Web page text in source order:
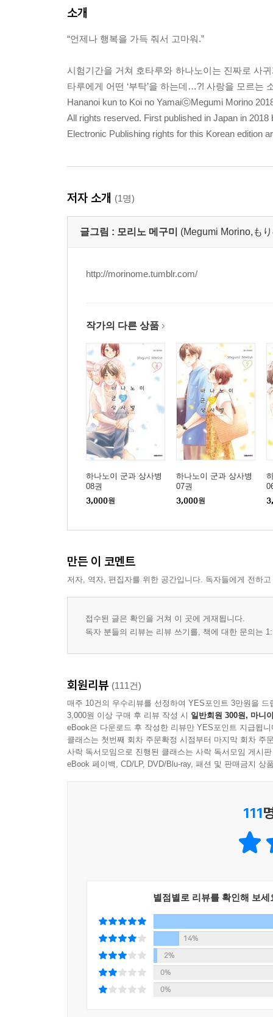
소개
“언제나 행복을 가득 줘서 고마워.”
시험기간을 거쳐 호타루와 하나노이는 진짜로 사
타루에게 어떤 ‘부탁’을 하는데…?! 사랑을 모르는
Hananoi kun to Koi no YamaiⓒMegumi Morino
All rights reserved. First published in Japan in 2018
Electronic Publishing rights for this Korean edition
저자 소개 (1명)
글그림 : 모리노 메구미 (Megumi Morino,も
http://morinome.tumblr.com/
작가의 다른 상품
하나노이 군과 상사병
08권
3,000원
하나노이 군과 상사병
07권
3,000원
만든 이 코멘트
저자, 역자, 편집자를 위한 공간입니다. 독자들에게 전하
접수된 글은 확인을 거쳐 이 곳에 게재됩니다.
독자 분들의 리뷰는 리뷰 쓰기를, 책에 대한 문의는
회원리뷰 (111건)
매주 10건의 우수리뷰를 선정하여 YES포인트 3만원을 드
3,000원 이상 구매 후 리뷰 작성 시 일반회원 300원, 마니
eBook은 다운로드 후 작성한 리뷰만 YES포인트 지급됩니
클래스는 첫번째 회차 주문확정 시점부터 마지막 회차 주
사락 독서모임으로 진행된 클래스는 사락 독서모임 게시
eBook 페이백, CD/LP, DVD/Blu-ray, 패션 및 판매금지 상
111
별점별로 리뷰를 확인해 보세
14%
2%
0%
0%